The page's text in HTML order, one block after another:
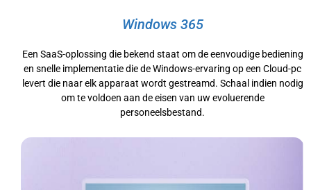
Windows 365
Een SaaS-oplossing die bekend staat om de eenvoudige bediening
en snelle implementatie die de Windows-ervaring op een Cloud-pc
levert die naar elk apparaat wordt gestreamd. Schaal indien nodig
om te voldoen aan de eisen van uw evoluerende
personeelsbestand.